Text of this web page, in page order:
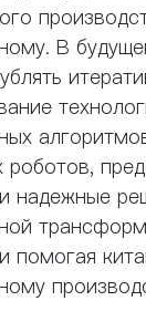
В
надежные
помогая